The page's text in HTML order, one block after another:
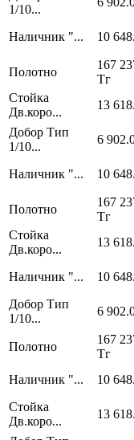
1/10...
Наличник "...
10
Полотно
167
Тг
Стойка
Дв.коро...
13
Добор Тип
1/10...
6
Наличник "...
10
Полотно
167
Тг
Стойка
Дв.коро...
13
Наличник "...
10
Добор Тип
1/10...
6
Полотно
167
Тг
Наличник "... 10
Стойка
Дв.коро...
13